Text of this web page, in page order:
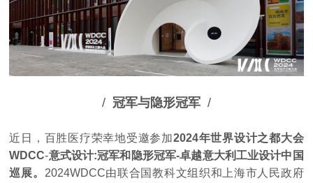
/ 冠军与隐形冠军 /
近日，百胜医疗荣幸地受邀参加2024年世界设计之都大会
WDCC-意式设计:冠军和隐形冠军-卓越意大利工业设计中国
巡展。 2024WDCC由联合国教科文组织和上海市人民政府